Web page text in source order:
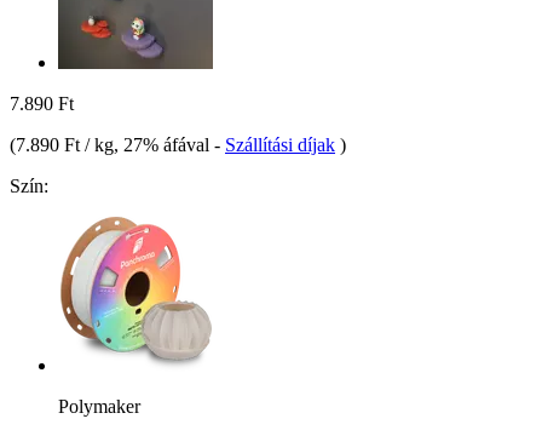
7.890 Ft
(7.890 Ft / kg, 27% áfával - Szállítási díjak )
Szín:
Polymaker